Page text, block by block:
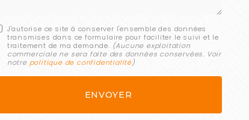
J'autorise ce site à conserver l'ensemble des données
transmises dans ce formulaire pour faciliter le suivi et le
traitement de ma demande. (Aucune exploitation
commerciale ne sera faite des données conservées. Voir
notre politique de confidentialité)